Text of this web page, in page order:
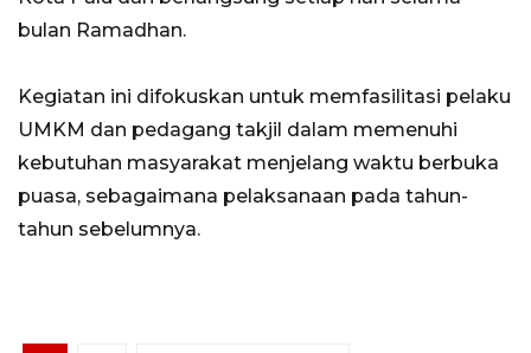
bulan Ramadhan.
Kegiatan ini difokuskan untuk memfasilitasi pelaku
UMKM dan pedagang takjil dalam memenuhi
kebutuhan masyarakat menjelang waktu berbuka
puasa, sebagaimana pelaksanaan pada tahun-
tahun sebelumnya.